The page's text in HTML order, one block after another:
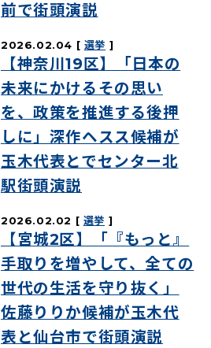
前で街頭演説
2026.02.04 選挙
【神奈川19区】「日本の
未来にかけるその思い
を、政策を推進する後押
しに」深作ヘスス候補が
玉木代表とでセンター北
駅街頭演説
2026.02.02 選挙
【宮城2区】「『もっと』
手取りを増やして、全ての
世代の生活を守り抜く」
佐藤りりか候補が玉木代
表と仙台市で街頭演説